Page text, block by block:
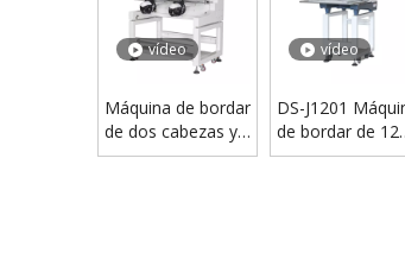
vídeo
Máquina de bordar
de dos cabezas y
12 agujas DSC-
vídeo
DS-J1201
de bordar de 12
agujas de un